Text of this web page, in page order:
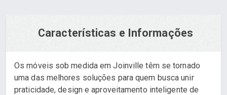
Características e Informações
Os móveis sob medida em Joinville têm se tornado
uma das melhores soluções para quem busca unir
praticidade, design e aproveitamento inteligente de